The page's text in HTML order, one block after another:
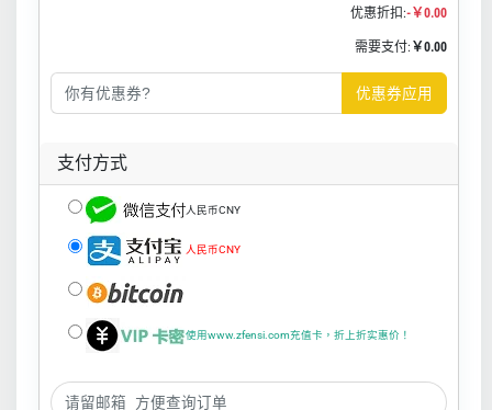
优惠折扣:-￥0.00
需要支付: ￥0.00
优惠券应用
支付方式
人民币CNY
人民币CNY
使用www.zfensi.com充值卡，折上折实惠价！